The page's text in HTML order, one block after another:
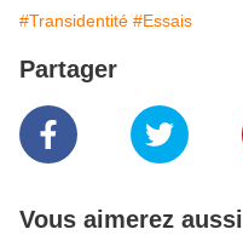
#Transidentité #Essais
Partager
Vous aimerez aussi